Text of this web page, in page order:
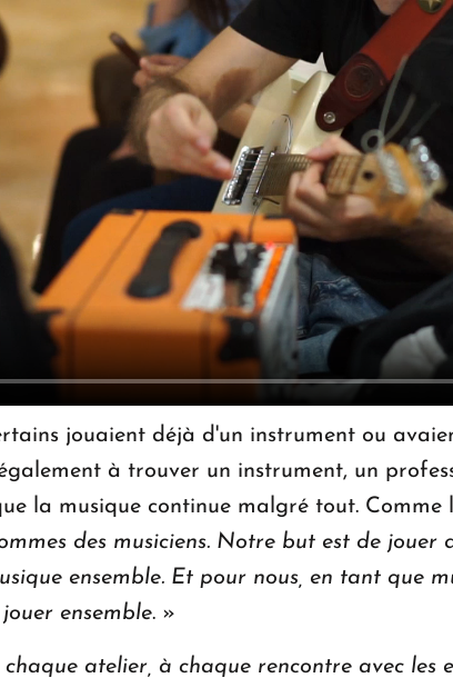
jouaient déjà d'un instrument ou
à trouver un instrument, un
la musique continue malgré tout. Comme
des musiciens. Notre but est de
ensemble. Et pour nous, en tant que
ensemble. »
atelier, à chaque rencontre avec les